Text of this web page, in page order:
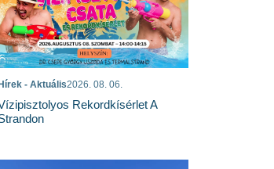
- Aktuális2026. 08. 06.
Rekordkísérlet A